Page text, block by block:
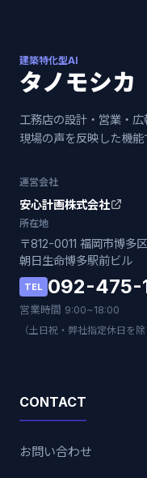
建築特化型AI
タノモシカ
工務店の設計・営業・広
現場の声を反映した機能
運営会社
安心計画株式会社
所在地
〒812-0011 福岡市博多
朝日生命博多駅前ビル
TEL 092-475-
営業時間 9:00~18:00
（土日祝・弊社指定休日を除
CONTACT
お問い合わせ